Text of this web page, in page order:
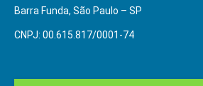
Barra Funda, São Paulo – SP
CNPJ: 00.615.817/0001-74